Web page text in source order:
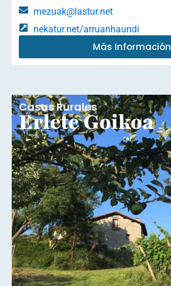
mezuak@lastur.net
nekatur.net/arruanhaundi
Más Información
Casas Rurales
Erlete Goikoa